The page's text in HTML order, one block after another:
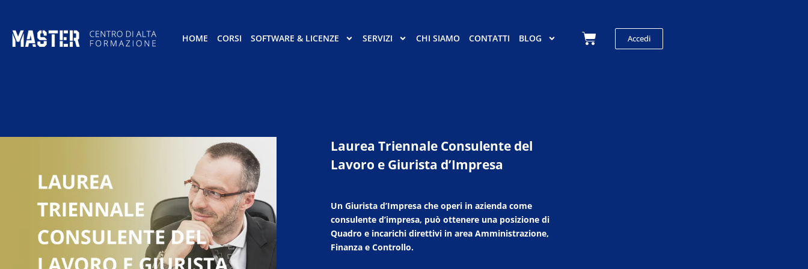
HOME CORSI SOFTWARE & LICENZE SERVIZI CHI SIAMO CONTATTI BLOG CarrelloAccedi
Laurea Triennale Consulente del
Lavoro e Giurista d’Impresa
Un Giurista d’Impresa che operi in azienda come
consulente d’impresa, può ottenere una posizione di
Quadro e incarichi direttivi in area Amministrazione,
Finanza e Controllo.